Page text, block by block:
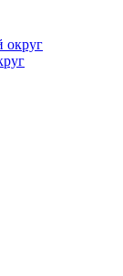
округ